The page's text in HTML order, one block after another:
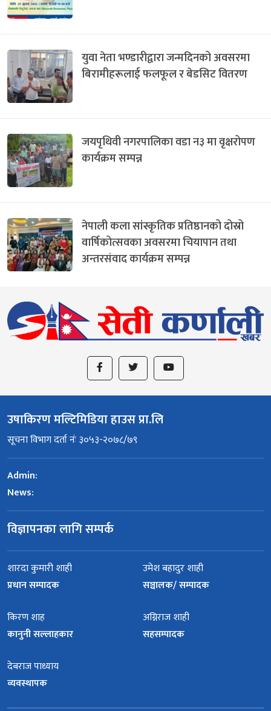
युवा नेता भण्डारीद्वारा जन्मदिनको अवसरमा
बिरामीहरूलाई फलफूल र बेडसिट वितरण
जयपृथिवी नगरपालिका वडा न३ मा वृक्षरोपण
कार्यक्रम सम्पन्न
नेपाली कला सांस्कृतिक प्रतिष्ठानको दोस्रो
वार्षिकोत्सवका अवसरमा चियापान तथा
अन्तरसंवाद कार्यक्रम सम्पन्न
उषाकिरण मल्टिमिडिया हाउस प्रा.लि
सूचना विभाग दर्ता नंः ३०५३-२०७८/७९
Admin:
News:
विज्ञापनका लागि सम्पर्क
शारदा कुमारी शाही
प्रधान सम्पादक
उमेश बहादुर शाही
सञ्चालक/ सम्पादक
किरण शाह
कानुनी सल्लाहकार
अग्निराज शाही
सहसम्पादक
देबराज पाध्याय
व्यवस्थापक